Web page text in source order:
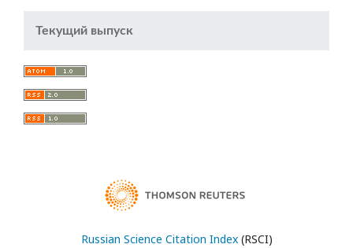
Текущий выпуск
Russian Science Citation Index(RSCI)